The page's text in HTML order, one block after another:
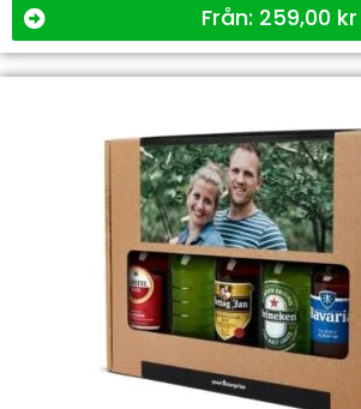
Från: 259,00 kr